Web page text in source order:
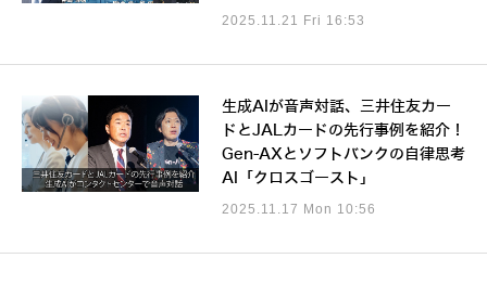
2025.11.21 Fri 16:53
生成AIが音声対話、三井住友カー
ドとJALカードの先行事例を紹介！
Gen-AXとソフトバンクの自律思考
AI「クロスゴースト」
2025.11.17 Mon 10:56